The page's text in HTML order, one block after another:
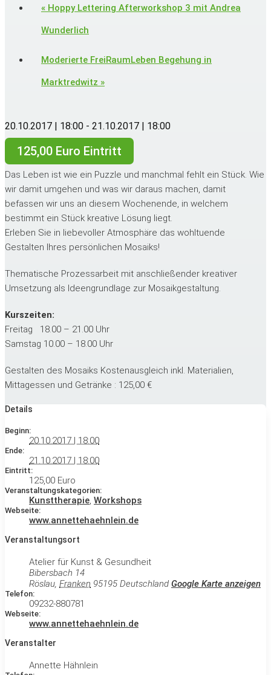
« Hoppy Lettering Afterworkshop 3 mit Andrea
Wunderlich
Moderierte FreiRaumLeben Begehung in
Marktredwitz »
20.10.2017 | 18:00 - 21.10.2017 | 18:00
125,00 Euro Eintritt
Das Leben ist wie ein Puzzle und manchmal fehlt ein Stück. Wie
wir damit umgehen und was wir daraus machen, damit
befassen wir uns an diesem Wochenende, in welchem
bestimmt ein Stück kreative Lösung liegt.
Erleben Sie in liebevoller Atmosphäre das wohltuende
Gestalten Ihres persönlichen Mosaiks!
Thematische Prozessarbeit mit anschließender kreativer
Umsetzung als Ideengrundlage zur Mosaikgestaltung.
Kurszeiten:
Freitag 18.00 – 21.00 Uhr
Samstag 10.00 – 18.00 Uhr
Gestalten des Mosaiks Kostenausgleich inkl. Materialien,
Mittagessen und Getränke : 125,00 €
Details
Beginn:
20.10.2017 | 18:00
Ende:
21.10.2017 | 18:00
Eintritt:
125,00 Euro
Veranstaltungskategorien:
Kunsttherapie, Workshops
Webseite:
www.annettehaehnlein.de
Veranstaltungsort
Atelier für Kunst & Gesundheit
Bibersbach 14
Röslau, Franken 95195 Deutschland Google Karte anzeigen
Telefon:
09232-880781
Webseite:
www.annettehaehnlein.de
Veranstalter
Annette Hähnlein